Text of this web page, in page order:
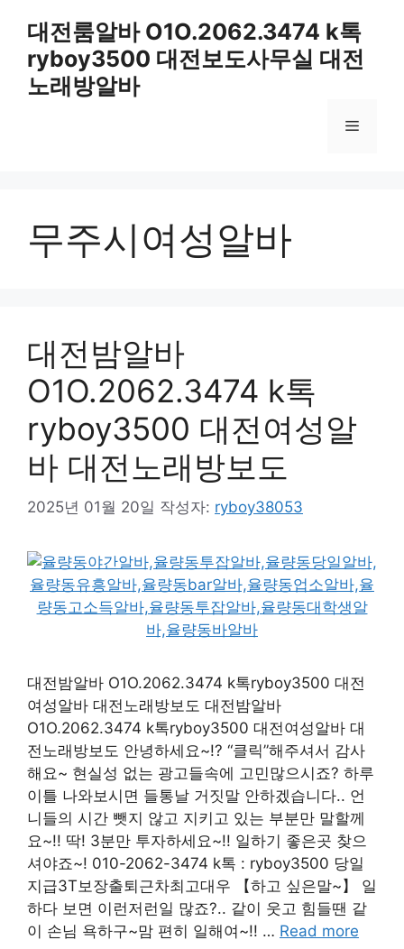
대전룸알바 O1O.2062.3474 k톡
ryboy3500 대전보도사무실 대전
노래방알바
메
무주시여성알바
대전밤알바
O1O.2062.3474 k톡
ryboy3500 대전여성알
바 대전노래방보도
2025년 01월 20일 작성자: ryboy38053
대전밤알바 O1O.2062.3474 k톡ryboy3500 대전
여성알바 대전노래방보도 대전밤알바
O1O.2062.3474 k톡ryboy3500 대전여성알바 대
전노래방보도 안녕하세요~!? “클릭”해주셔서 감사
해요~ 현실성 없는 광고들속에 고민많으시죠? 하루
이틀 나와보시면 들통날 거짓말 안하겠습니다.. 언
니들의 시간 뺏지 않고 지키고 있는 부분만 말할께
요~!! 딱! 3분만 투자하세요~!! 일하기 좋은곳 찾으
셔야죠~! 010-2062-3474 k톡 : ryboy3500 당일
지급3T보장출퇴근차최고대우 【하고 싶은말~】 일
하다 보면 이런저런일 많죠?.. 같이 웃고 힘들땐 같
이 손님 욕하구~맘 편히 일해여~!! … Read more